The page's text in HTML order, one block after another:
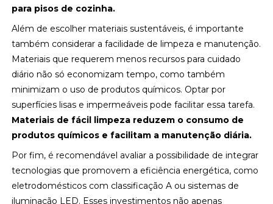
para pisos de cozinha.
Além de escolher materiais sustentáveis, é importante
também considerar a facilidade de limpeza e manutenção.
Materiais que requerem menos recursos para cuidado
diário não só economizam tempo, como também
minimizam o uso de produtos químicos. Optar por
superfícies lisas e impermeáveis pode facilitar essa tarefa.
Materiais de fácil limpeza reduzem o consumo de
produtos químicos e facilitam a manutenção diária.
Por fim, é recomendável avaliar a possibilidade de integrar
tecnologias que promovem a eficiência energética, como
eletrodomésticos com classificação A ou sistemas de
iluminação LED. Esses investimentos não apenas